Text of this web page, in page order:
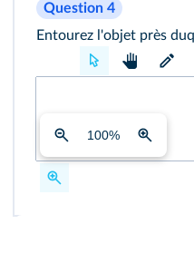
Question 4
Entourez l'objet près
100%